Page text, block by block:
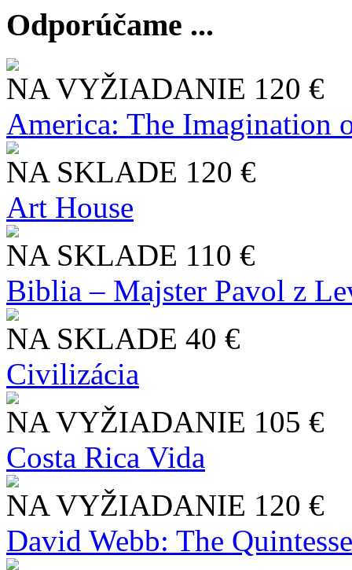
Odporúčame ...
NA VYŽIADANIE 120 €
America: The Imagination
NA SKLADE 120 €
Art House
NA SKLADE 110 €
Biblia – Majster Pavol z
NA SKLADE 40 €
Civilizácia
NA VYŽIADANIE 105 €
Costa Rica Vida
NA VYŽIADANIE 120 €
David Webb: The